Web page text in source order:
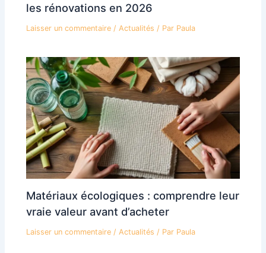
les rénovations en 2026
Laisser un commentaire /Actualités / Par Paula
Matériaux écologiques : comprendre leur
vraie valeur avant d’acheter
Laisser un commentaire / Actualités / Par Paula